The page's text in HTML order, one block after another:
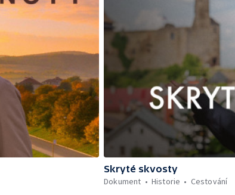
Skryté skvosty
Dokument
Historie Cestování